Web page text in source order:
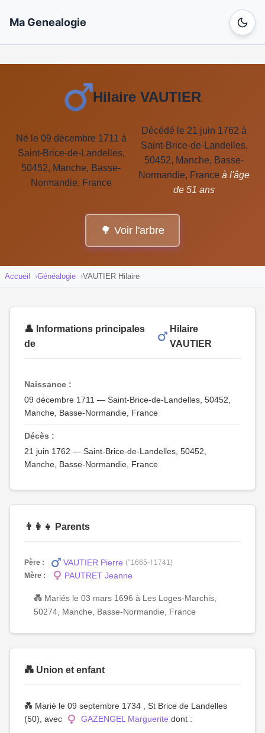
Ma Genealogie
Hilaire VAUTIER
Né le 09 décembre 1711 à
Saint-Brice-de-Landelles,
50452, Manche, Basse-
Normandie, France
Décédé le 21 juin 1762 à
Saint-Brice-de-Landelles,
50452, Manche, Basse-
Normandie, France à l'âge
de 51 ans
🌳 Voir l'arbre
Accueil Généalogie VAUTIER Hilaire
👤 Informations principales
de
Hilaire
VAUTIER
Naissance :
09 décembre 1711 — Saint-Brice-de-Landelles, 50452,
Manche, Basse-Normandie, France
Décès :
21 juin 1762 — Saint-Brice-de-Landelles, 50452,
Manche, Basse-Normandie, France
👨‍👩‍👧 Parents
Père : VAUTIER Pierre (°1665-†1741)
Mère :
PAUTRET Jeanne
💑 Mariés le 03 mars 1696 à Les Loges-Marchis,
50274, Manche, Basse-Normandie, France
💑 Union et enfant
💑 Marié le 09 septembre 1734 , St Brice de Landelles
(50), avec
GAZENGEL Marguerite dont :